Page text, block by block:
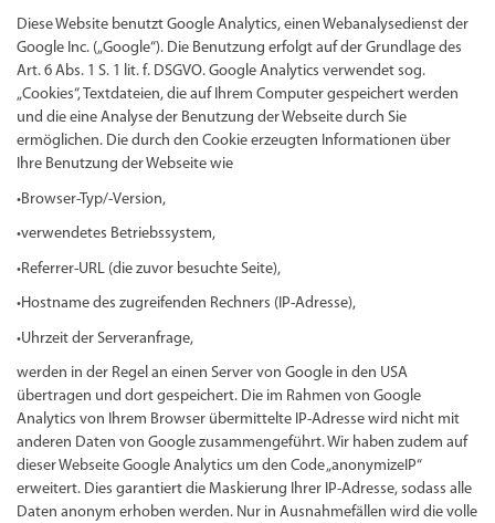
Diese Website benutzt Google Analytics, einen Webanalysedienst der
Google Inc. („Google“). Die Benutzung erfolgt auf der Grundlage des
Art. 6 Abs. 1 S. 1 lit. f. DSGVO. Google Analytics verwendet sog.
„Cookies“, Textdateien, die auf Ihrem Computer gespeichert werden
und die eine Analyse der Benutzung der Webseite durch Sie
ermöglichen. Die durch den Cookie erzeugten Informationen über
Ihre Benutzung der Webseite wie
•Browser-Typ/-Version,
•verwendetes Betriebssystem,
•Referrer-URL (die zuvor besuchte Seite),
•Hostname des zugreifenden Rechners (IP-Adresse),
•Uhrzeit der Serveranfrage,
werden in der Regel an einen Server von Google in den USA
übertragen und dort gespeichert. Die im Rahmen von Google
Analytics von Ihrem Browser übermittelte IP-Adresse wird nicht mit
anderen Daten von Google zusammengeführt. Wir haben zudem auf
dieser Webseite Google Analytics um den Code „anonymizeIP“
erweitert. Dies garantiert die Maskierung Ihrer IP-Adresse, sodass alle
Daten anonym erhoben werden. Nur in Ausnahmefällen wird die volle